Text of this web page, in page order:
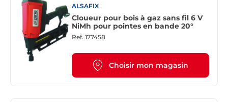
ALSAFIX
Cloueur pour bois à gaz sans fil 6 V
NiMh pour pointes en bande 20°
Ref. 177458
Choisir mon magasin